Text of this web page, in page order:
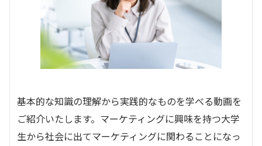
基本的な知識の理解から実践的なものを学べる動画を
ご紹介いたします。マーケティングに興味を持つ大学
生から社会に出てマーケティングに関わることになっ